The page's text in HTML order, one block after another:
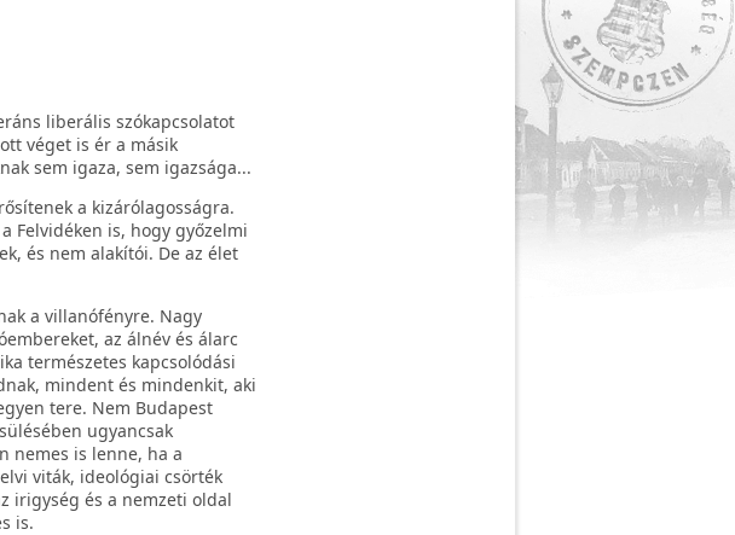
liberális szókapcsolatot
véget is ér a másik
sem igaza, sem igazsága...
a kizárólagosságra.
Felvidéken is, hogy győzelmi
és nem alakítói. De az élet
a villanófényre. Nagy
az álnév és álarc
természetes kapcsolódási
mindent és mindenkit, aki
tere. Nem Budapest
ugyancsak
nemes is lenne, ha a
viták, ideológiai csörték
irigység és a nemzeti oldal
is.